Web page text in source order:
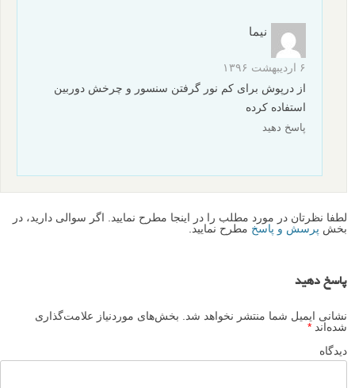
نیما
۶ اردیبهشت ۱۳۹۶
از درپوش برای کم نور گرفتن سنسور و چرخش دوربین
استفاده کرده
پاسخ دهید
لطفا نظرتان در مورد مطلب را در اینجا مطرح نمایید. اگر سوالی دارید، در
بخش پرسش و پاسخ مطرح نمایید.
پاسخ دهید
نشانی ایمیل شما منتشر نخواهد شد.
بخش‌های موردنیاز علامت‌گذاری
شده‌اند *
دیدگاه